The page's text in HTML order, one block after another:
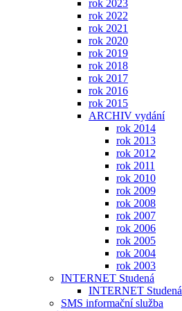
rok 2023
rok 2022
rok 2021
rok 2020
rok 2019
rok 2018
rok 2017
rok 2016
rok 2015
ARCHIV vydání
rok 2014
rok 2013
rok 2012
rok 2011
rok 2010
rok 2009
rok 2008
rok 2007
rok 2006
rok 2005
rok 2004
rok 2003
INTERNET Studená
INTERNET Studená
SMS informační služba